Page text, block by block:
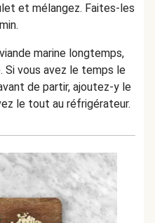
et mélangez. Faites-les
marine longtemps,
Si vous avez le temps le
de partir, ajoutez-y le
le tout au réfrigérateur.